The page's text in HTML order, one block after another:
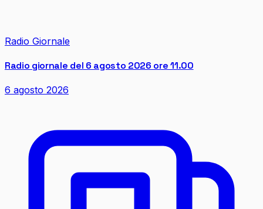
Radio Giornale
Radio giornale del 6 agosto 2026 ore 11.00
6 agosto 2026